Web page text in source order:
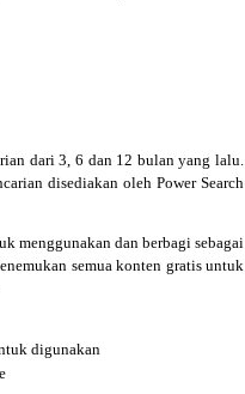
dari 3, 6 dan 12 bulan yang lalu.
disediakan oleh Power Search
menggunakan dan berbagi sebagai
semua konten gratis untuk
digunakan